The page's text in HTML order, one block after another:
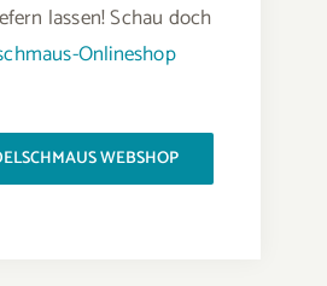
lassen! Schau doch
Onlineshop
WEBSHOP